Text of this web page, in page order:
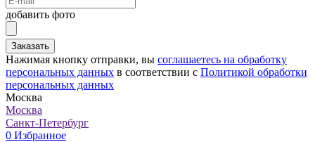
добавить фото
Заказать
Нажимая кнопку отправки, вы соглашаетесь на обработку
персональных данных в соответствии с Политикой обработки
персональных данных
Москва
Москва
Санкт-Петербург
0 Избранное